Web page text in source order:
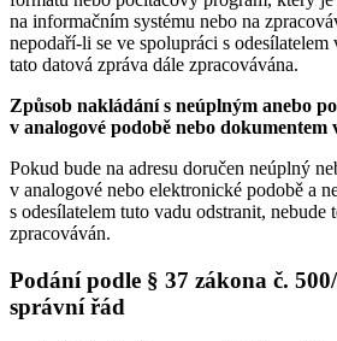
na informačním systému nebo na
nepodaří-li se ve spolupráci s odesílatelem
tato datová zpráva dále zpracovávána.
Způsob nakládání s neúplným anebo
v analogové podobě nebo dokumentem
Pokud bude na adresu doručen neúplný
v analogové nebo elektronické podobě a
s odesílatelem tuto vadu odstranit, nebude
zpracováván.
Podání podle § 37 zákona č.
správní řád